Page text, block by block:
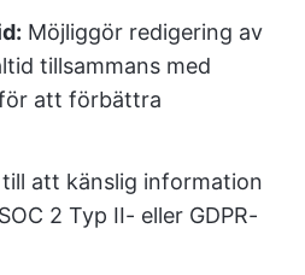
Möjliggör redigering av
tillsammans med
att förbättra
till att känslig information
2 Typ II- eller GDPR-